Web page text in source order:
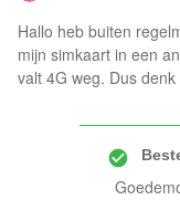
Hallo heb buiten
mijn simkaart in een
valt 4G weg. Dus